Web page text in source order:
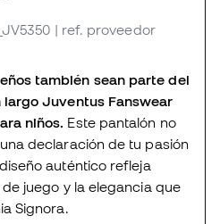
| ref. proveedor
también sean parte del
Juventus Fanswear
niños. Este pantalón no
declaración de tu pasión
auténtico refleja
juego y la elegancia que
Signora.